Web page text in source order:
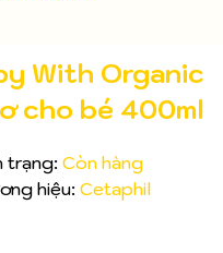
With Organic
cho bé 400ml
trạng: Còn hàng
hiệu: Cetaphil